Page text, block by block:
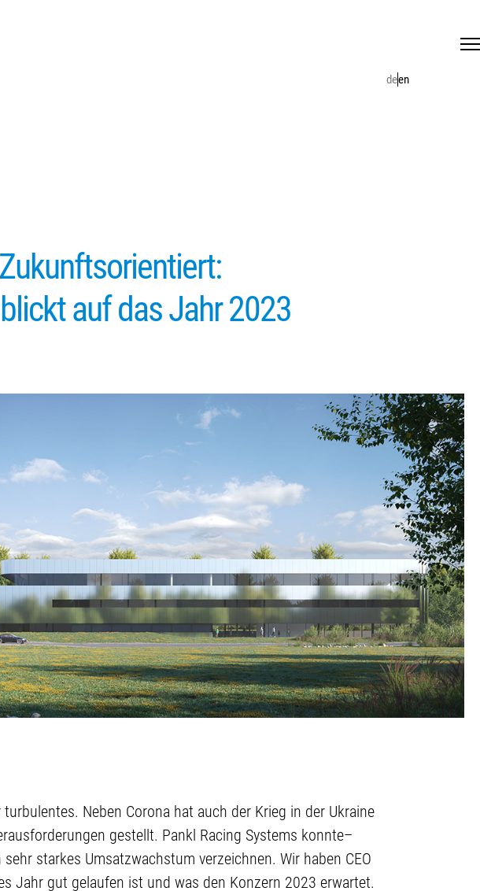
deen
auf das Jahr 2023
Neben Corona hat auch der Krieg in der Ukraine
gestellt. Pankl Racing Systems konnte–
starkes Umsatzwachstum verzeichnen. Wir haben CEO
Jahr gut gelaufen ist und was den Konzern 2023 erwartet.